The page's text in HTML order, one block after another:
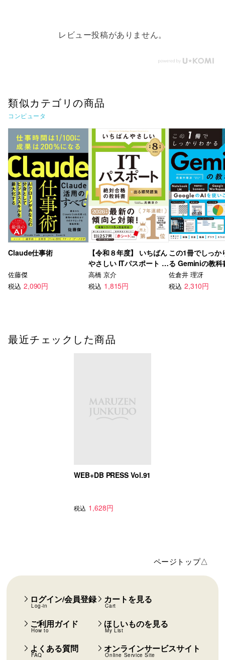
レビュー投稿がありません。
類似カテゴリの商品
コンピュータ
Claude仕事術
佐藤傑
税込 2,090円
【令和８年度】 いちばん
やさしい ITパスポート 絶
対合格の教科書＋出る順
問題集
高橋 京介
税込 1,815円
この1冊でしっか
る Geminiの教科
佐倉井 理冴
税込 2,310円
最近チェックした商品
WEB+DB PRESS Vol.91
税込 1,628円
ページトップ△
ログイン/会員登録
Log-in
カートを見る
Cart
ご利用ガイド
How to
ほしいものを見る
My List
よくある質問
FAQ
オンラインサービスサイト
Online Service Site